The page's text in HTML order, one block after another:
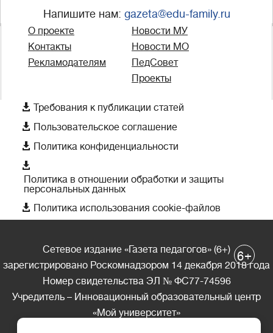
Напишите нам: gazeta@edu-family.ru
О проекте
Контакты
Рекламодателям
Новости МУ
Новости МО
ПедСовет
Проекты
 Требования к публикации статей
 Пользовательское соглашение
 Политика конфиденциальности

Политика в отношении обработки и защиты
персональных данных
 Политика использования cookie-файлов
Сетевое издание «Газета педагогов» (6+)
зарегистрировано Роскомнадзором 14 декабря 2018 года
Номер свидетельства ЭЛ № ФС77-74596
Учредитель – Инновационный образовательный центр
«Мой университет»
6+